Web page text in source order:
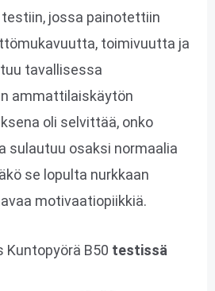
jossa painotettiin
toimivuutta ja
tavallisessa
ammattilaiskäytön
oli selvittää, onko
sulautuu osaksi normaalia
se lopulta nurkkaan
motivaatiopiikkiä.
Kuntopyörä B50 testissä